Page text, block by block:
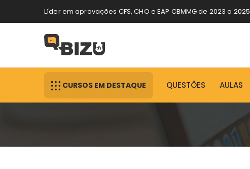
Líder em aprovações CFS, CHO e EAP CBMMG de 2023 a 2025
CURSOS EM DESTAQUE QUESTÕES AULAS